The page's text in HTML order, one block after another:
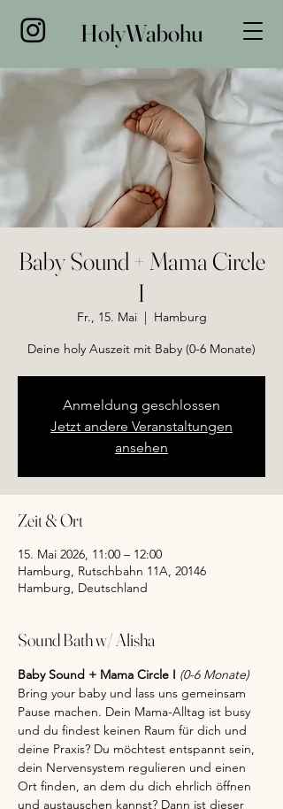
HolyWabohu
Baby Sound + Mama Circle
I
Fr., 15. Mai
  |
Hamburg
Deine holy Auszeit mit Baby (0-6 Monate)
Anmeldung geschlossen
Jetzt andere Veranstaltungen
ansehen
Zeit & Ort
15. Mai 2026, 11:00 – 12:00
Hamburg, Rutschbahn 11A, 20146
Hamburg, Deutschland
Sound Bath w/ Alisha
Baby Sound + Mama Circle I (0-6 Monate)
Bring your baby und lass uns gemeinsam
Pause machen. Dein Mama-Alltag ist busy
und du findest keinen Raum für dich und
deine Praxis? Du möchtest entspannt sein,
dein Nervensystem regulieren und einen
Ort finden, an dem du dich ehrlich öffnen
und austauschen kannst? Dann ist dieser